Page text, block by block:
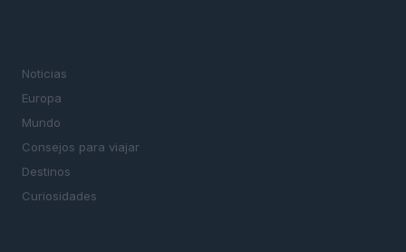
Noticias
Europa
Mundo
Consejos para viajar
Destinos
Curiosidades